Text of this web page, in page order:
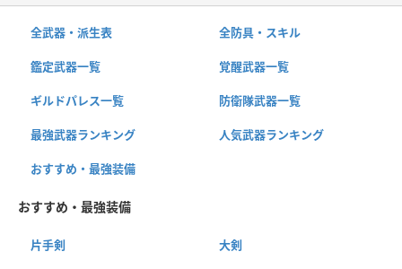
全武器・派生表 全防具・スキル
鑑定武器一覧 覚醒武器一覧
ギルドパレス一覧 防衛隊武器一覧
最強武器ランキング 人気武器ランキング
おすすめ・最強装備
おすすめ・最強装備
片手剣 大剣